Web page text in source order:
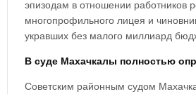
эпизодам в отношении работников
многопрофильного лицея и
укравших без малого миллиард
В суде Махачкалы полностью
Советским районным судом